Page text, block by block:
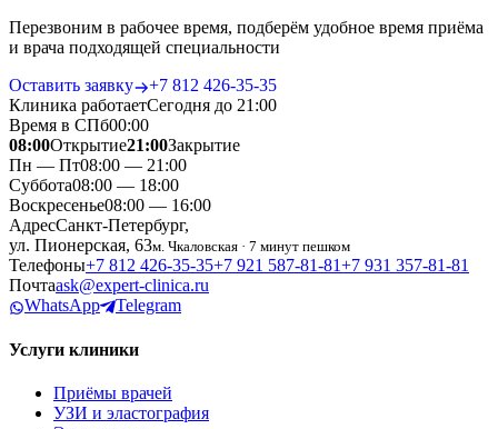
Перезвоним в рабочее время, подберём удобное время приёма
и врача подходящей специальности
Оставить заявку
+7 812 426‑35‑35
Клиника работаетСегодня до 21:00
Время в СПб00:00
08:00Открытие21:00Закрытие
Пн — Пт08:00 — 21:00
Суббота08:00 — 18:00
Воскресенье08:00 — 16:00
АдресСанкт-Петербург,
ул. Пионерская, 63м. Чкаловская · 7 минут пешком
Телефоны+7 812 426‑35‑35+7 921 587‑81‑81+7 931 357‑81‑81
Почтаask@expert-clinica.ru
WhatsApp
Telegram
Услуги клиники
Приёмы врачей
УЗИ и эластография